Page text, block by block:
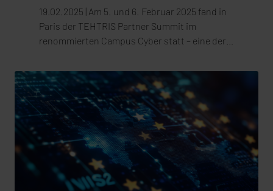
19.02.2025 | Am 5. und 6. Februar 2025 fand in
Paris der TEHTRIS Partner Summit im
renommierten Campus Cyber statt – eine der
Europa. Internationale Experten kamen hier
zusammen, um sich über aktuelle
Bedrohungsszenarien, innovative
Schutzmechanismen und die Zukunft der
Cybersicherheit auszutauschen. Auch
synaforce war auf diesem hochkarätigen Event
vertreten.